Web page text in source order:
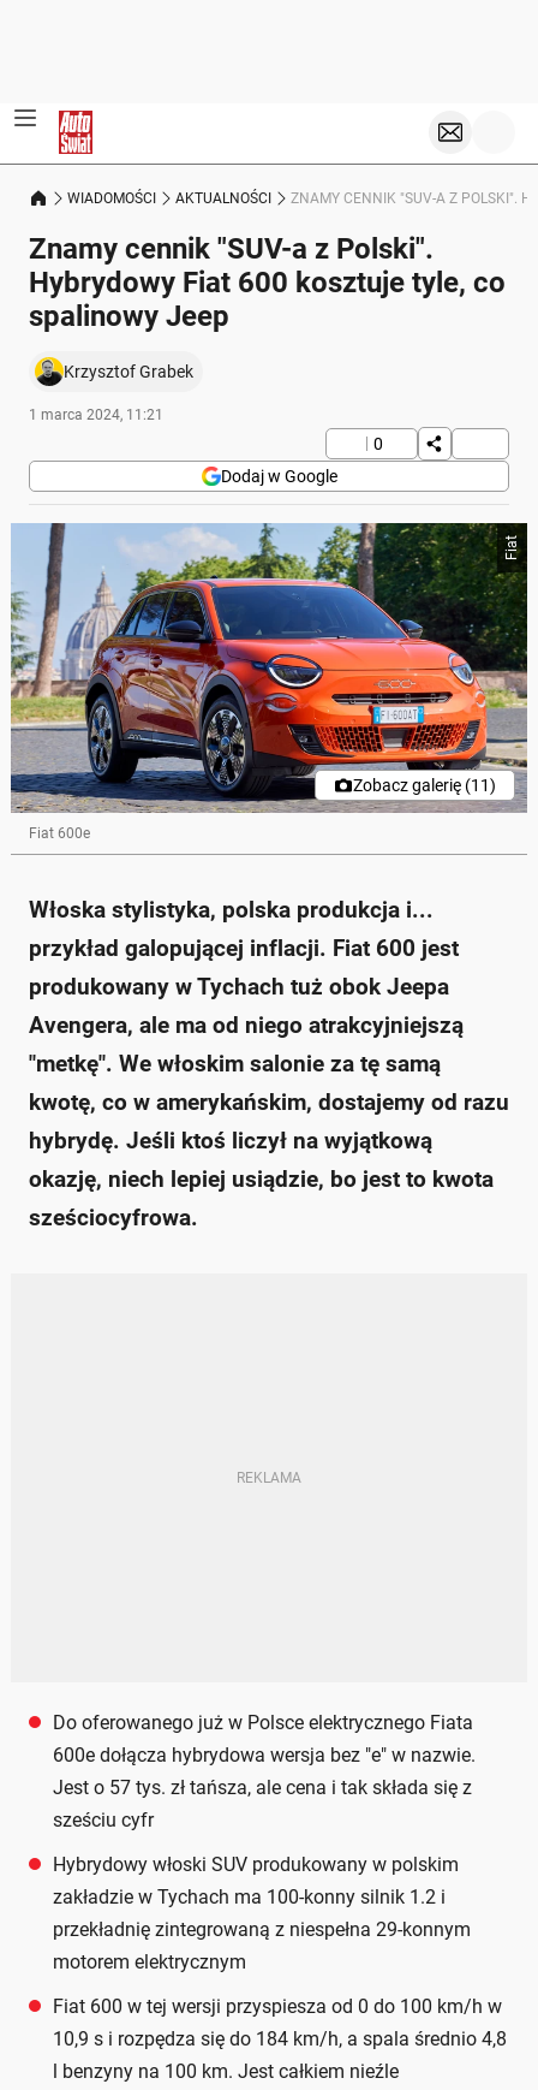
WIADOMOŚCI AKTUALNOŚCI ZNAMY CENNIK "SUV-A Z POLSKI".
Znamy cennik "SUV-a z Polski".
Hybrydowy Fiat 600 kosztuje tyle, co
spalinowy Jeep
Krzysztof Grabek
1 marca 2024, 11:21
0
Dodaj w Google
Fiat
Zobacz galerię (11)
Fiat 600e
Włoska stylistyka, polska produkcja i...
przykład galopującej inflacji. Fiat 600 jest
produkowany w Tychach tuż obok Jeepa
Avengera, ale ma od niego atrakcyjniejszą
"metkę". We włoskim salonie za tę samą
kwotę, co w amerykańskim, dostajemy od razu
hybrydę. Jeśli ktoś liczył na wyjątkową
okazję, niech lepiej usiądzie, bo jest to kwota
sześciocyfrowa.
Do oferowanego już w Polsce elektrycznego Fiata
600e dołącza hybrydowa wersja bez "e" w nazwie.
Jest o 57 tys. zł tańsza, ale cena i tak składa się z
sześciu cyfr
Hybrydowy włoski SUV produkowany w polskim
zakładzie w Tychach ma 100-konny silnik 1.2 i
przekładnię zintegrowaną z niespełna 29-konnym
motorem elektrycznym
Fiat 600 w tej wersji przyspiesza od 0 do 100 km/h w
10,9 s i rozpędza się do 184 km/h, a spala średnio 4,8
l benzyny na 100 km. Jest całkiem nieźle